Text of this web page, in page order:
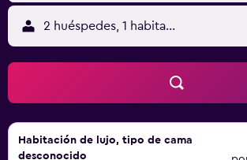
2 huéspedes, 1 habitación
Habitación de lujo, tipo de cama
desconocido